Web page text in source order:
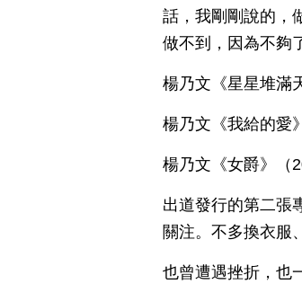
話，我剛剛說的，
做不到，因為不夠
楊乃文《星星堆滿
楊乃文《我給的愛
楊乃文《女爵》（
出道發行的第二張
關注。不多換衣服
也曾遭遇挫折，也